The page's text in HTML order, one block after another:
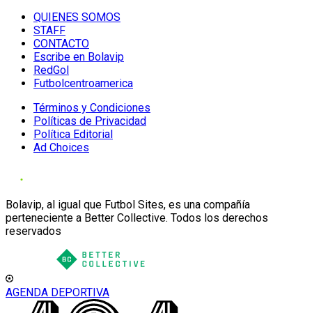
QUIENES SOMOS
STAFF
CONTACTO
Escribe en Bolavip
RedGol
Futbolcentroamerica
Términos y Condiciones
Políticas de Privacidad
Política Editorial
Ad Choices
Bolavip, al igual que Futbol Sites, es una compañía
perteneciente a Better Collective. Todos los derechos
reservados
AGENDA DEPORTIVA